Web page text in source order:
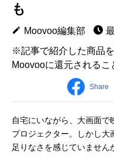
も
Moovoo編集部
※記事で紹介した商品
Moovooに還元されるこ
Share
自宅にいながら、大画面
プロジェクター。しかし大
足りなさを感じていません